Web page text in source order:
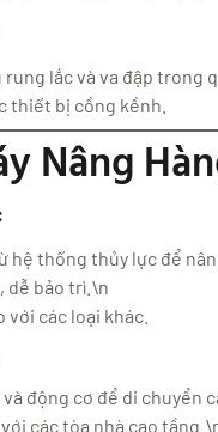
lắc và va đập trong
thiết bị cồng kềnh.
Nâng
hệ thống thủy lực để
dễ bảo trì.\n
với các loại khác.
và động cơ để di chuyển
các tòa nhà cao